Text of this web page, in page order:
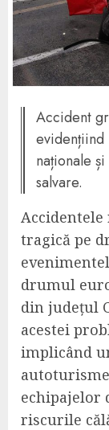
Accident
naționale
salvare.
tragică pe
drumul
din județul
acestei
implicând
echipajelor
riscurile